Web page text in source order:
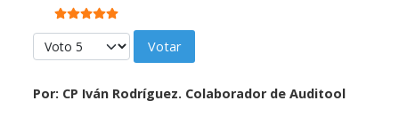
Ratio:5/5
Por favor, vote
Por: CP Iván Rodríguez. Colaborador de Auditool